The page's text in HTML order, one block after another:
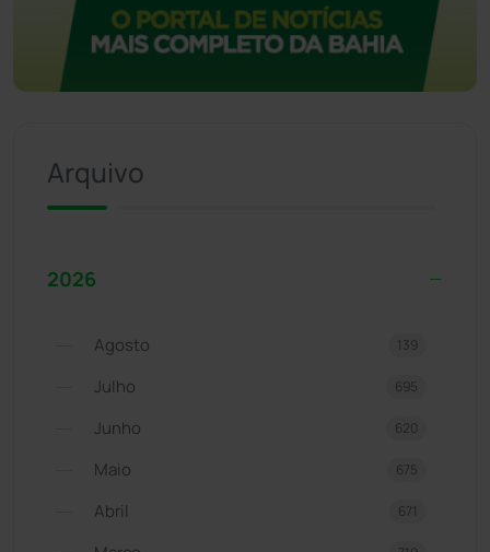
Arquivo
2026
Agosto 139
Julho 695
Junho 620
Maio 675
Abril 671